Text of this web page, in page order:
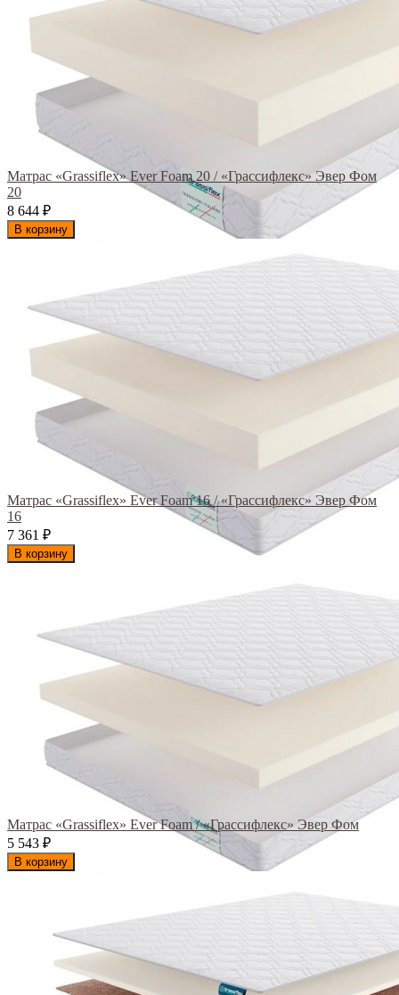
Матрас «Grassiflex» Ever Foam 20 / «Грассифлекс» Эвер Фом
20
8 644 ₽
В корзину
Матрас «Grassiflex» Ever Foam 16 / «Грассифлекс» Эвер Фом
16
7 361
₽
В корзину
Матрас «Grassiflex» Ever Foam / «Грассифлекс» Эвер Фом
5 543 ₽
В корзину